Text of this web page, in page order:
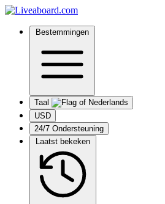
Bestemmingen
Taal
USD
24/7 Ondersteuning
Laatst bekeken